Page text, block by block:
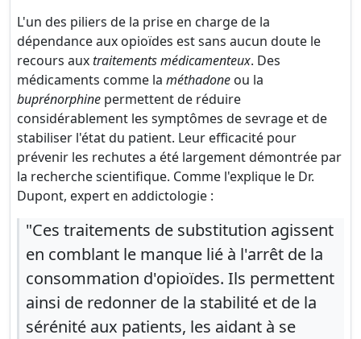
L'un des piliers de la prise en charge de la
dépendance aux opioïdes est sans aucun doute le
recours auxtraitements médicamenteux. Des
médicaments comme la méthadone ou la
buprénorphine permettent de réduire
considérablement les symptômes de sevrage et de
stabiliser l'état du patient. Leur efficacité pour
prévenir les rechutes a été largement démontrée par
la recherche scientifique. Comme l'explique le Dr.
Dupont, expert en addictologie :
"Ces traitements de substitution agissent
en comblant le manque lié à l'arrêt de la
consommation d'opioïdes. Ils permettent
ainsi de redonner de la stabilité et de la
sérénité aux patients, les aidant à se